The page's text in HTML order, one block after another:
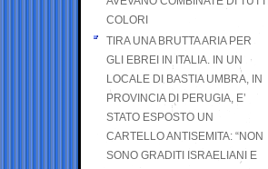
COLORI
TIRA UNA BRUTTA ARIA PER
GLI EBREI IN ITALIA. IN UN
LOCALE DI BASTIA UMBRA, IN
PROVINCIA DI PERUGIA, E’
STATO ESPOSTO UN
CARTELLO ANTISEMITA: “NON
SONO GRADITI ISRAELIANI E